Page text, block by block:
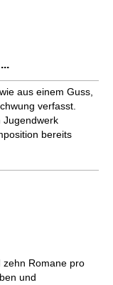
aus einem Guss,
verfasst.
Jugendwerk
bereits
zehn Romane pro
und